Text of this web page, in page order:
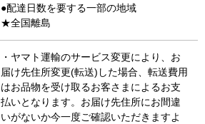
●配達日数を要する一部の地域
★全国離島
・ヤマト運輸のサービス変更により、お
届け先住所変更(転送)した場合、転送費用
はお品物を受け取るお客さまによるお支
払いとなります。お届け先住所にお間違
いがないか今一度ご確認いただきますよ